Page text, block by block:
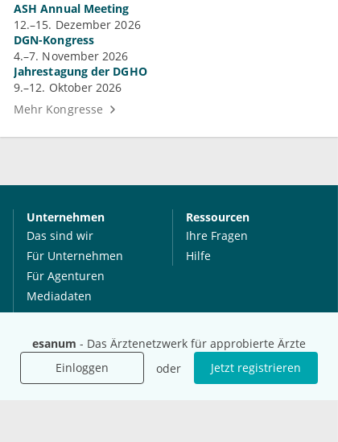
esanum - Das Ärztenetzwerk für approbierte Ärzte
Einloggen
oder Jetzt registrieren
ASH Annual Meeting
12.–15. Dezember 2026
DGN-Kongress
4.–7. November 2026
Jahrestagung der DGHO
9.–12. Oktober 2026
Mehr Kongresse
Unternehmen
Das sind wir
Für Unternehmen
Für Agenturen
Mediadaten
Presse
Jobs
Ressourcen
Ihre Fragen
Hilfe